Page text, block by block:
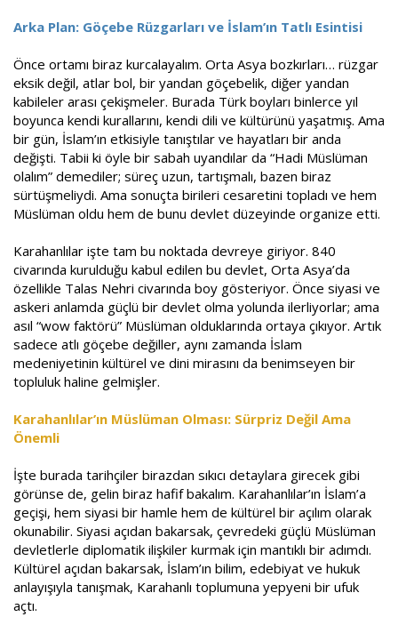
Arka Plan: Göçebe Rüzgarları ve İslam’ın Tatlı Esintisi
Önce ortamı biraz kurcalayalım. Orta Asya bozkırları… rüzgar
eksik değil, atlar bol, bir yandan göçebelik, diğer yandan
kabileler arası çekişmeler. Burada Türk boyları binlerce yıl
boyunca kendi kurallarını, kendi dili ve kültürünü yaşatmış. Ama
bir gün, İslam’ın etkisiyle tanıştılar ve hayatları bir anda
değişti. Tabii ki öyle bir sabah uyandılar da “Hadi Müslüman
olalım” demediler; süreç uzun, tartışmalı, bazen biraz
sürtüşmeliydi. Ama sonuçta birileri cesaretini topladı ve hem
Müslüman oldu hem de bunu devlet düzeyinde organize etti.
Karahanlılar işte tam bu noktada devreye giriyor. 840
civarında kurulduğu kabul edilen bu devlet, Orta Asya’da
özellikle Talas Nehri civarında boy gösteriyor. Önce siyasi ve
askeri anlamda güçlü bir devlet olma yolunda ilerliyorlar; ama
asıl “wow faktörü” Müslüman olduklarında ortaya çıkıyor. Artık
sadece atlı göçebe değiller, aynı zamanda İslam
medeniyetinin kültürel ve dini mirasını da benimseyen bir
topluluk haline gelmişler.
Karahanlılar’ın Müslüman Olması: Sürpriz Değil Ama
Önemli
İşte burada tarihçiler birazdan sıkıcı detaylara girecek gibi
görünse de, gelin biraz hafif bakalım. Karahanlılar’ın İslam’a
geçişi, hem siyasi bir hamle hem de kültürel bir açılım olarak
okunabilir. Siyasi açıdan bakarsak, çevredeki güçlü Müslüman
devletlerle diplomatik ilişkiler kurmak için mantıklı bir adımdı.
Kültürel açıdan bakarsak, İslam’ın bilim, edebiyat ve hukuk
anlayışıyla tanışmak, Karahanlı toplumuna yepyeni bir ufuk
açtı.